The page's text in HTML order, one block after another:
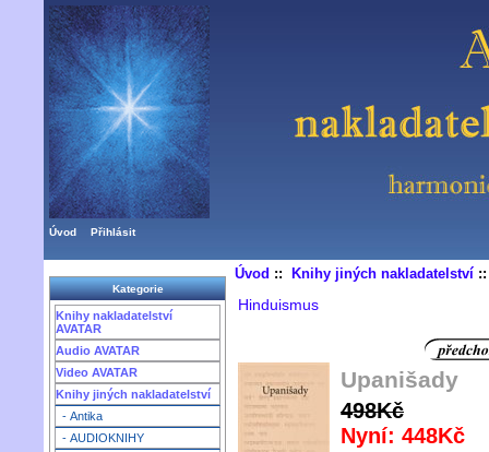
Úvod Přihlásit
Kategorie
Knihy nakladatelství
AVATAR
Audio AVATAR
Video AVATAR
Knihy jiných nakladatelství
- Antika
- AUDIOKNIHY
Úvod :: Knihy jiných nakladatelství
Hinduismus
Upanišady
498Kč
Nyní: 448Kč